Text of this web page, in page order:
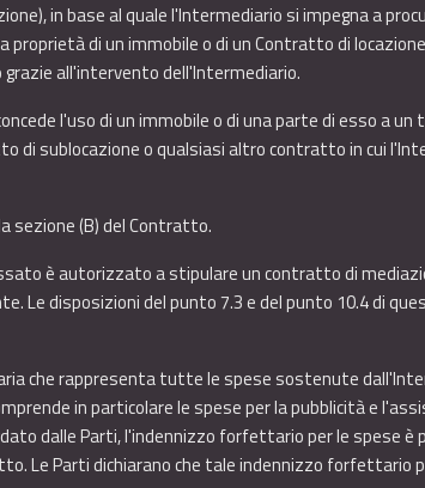
in base al quale l'Intermediario si impegna a
di un immobile o di un Contratto di
all'intervento dell'Intermediario.
l'uso di un immobile o di una parte di esso a
sublocazione o qualsiasi altro contratto in cui
sezione (B) del Contratto.
è autorizzato a stipulare un contratto di
Le disposizioni del punto 7.3 e del punto 10.4 di
che rappresenta tutte le spese sostenute
in particolare le spese per la pubblicità e
dalle Parti, l'indennizzo forfettario per le spese
Le Parti dichiarano che tale indennizzo forfettario